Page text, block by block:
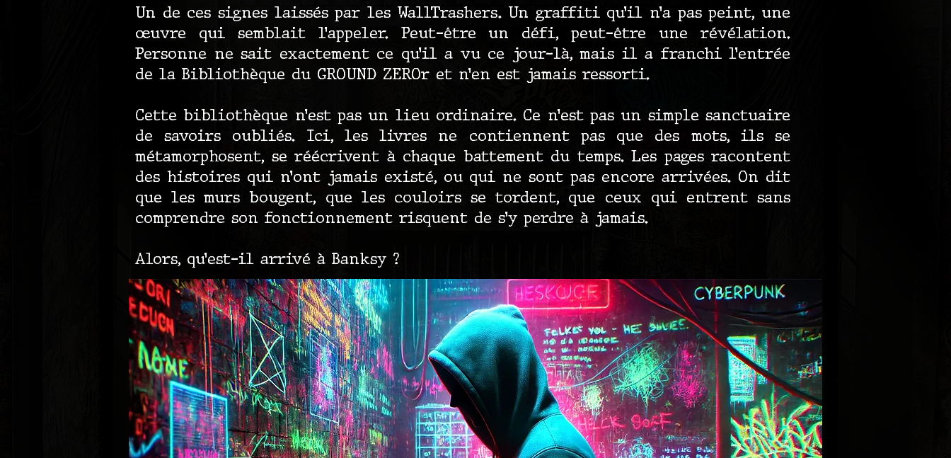
Un de ces signes laissés par les WallTrashers. Un graffiti qu’il n’a pas peint, une
œuvre qui semblait l’appeler. Peut-être un défi, peut-être une révélation.
Personne ne sait exactement ce qu’il a vu ce jour-là, mais il a franchi l’entrée
de la Bibliothèque du GROUND ZEROr et n’en est jamais ressorti.
Cette bibliothèque n’est pas un lieu ordinaire. Ce n’est pas un simple sanctuaire
de savoirs oubliés. Ici, les livres ne contiennent pas que des mots, ils se
métamorphosent, se réécrivent à chaque battement du temps. Les pages racontent
des histoires qui n’ont jamais existé, ou qui ne sont pas encore arrivées. On dit
que les murs bougent, que les couloirs se tordent, que ceux qui entrent sans
comprendre son fonctionnement risquent de s’y perdre à jamais.
Alors, qu’est-il arrivé à Banksy ?